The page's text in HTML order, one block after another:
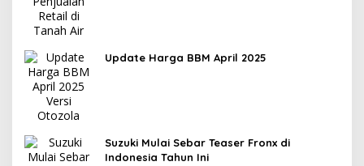
Update Harga BBM April 2025
Suzuki Mulai Sebar Teaser Fronx di
Indonesia Tahun Ini